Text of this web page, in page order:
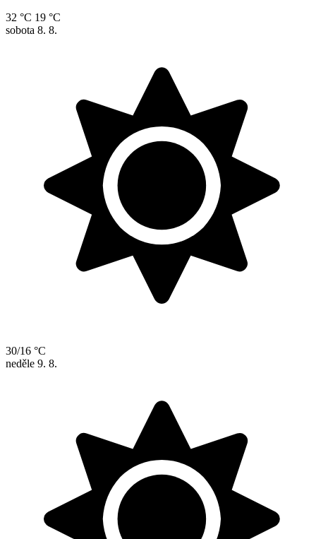
32 °C 19 °C
sobota 8. 8.
30/16 °C
neděle 9. 8.